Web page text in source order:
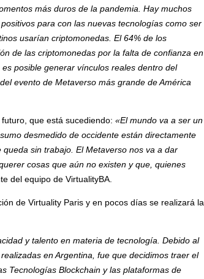
más duros de la pandemia. Hay muchos
para con las nuevas tecnologías como ser
usarían criptomonedas. El 64% de los
de las criptomonedas por la falta de confianza en
posible generar vínculos reales dentro del
evento de Metaverso más grande de América
que está sucediendo: «El mundo va a ser un
desmedido de occidente están directamente
sin trabajo. El Metaverso nos va a dar
cosas que aún no existen y que, quienes
del equipo de VirtualityBA.
de Virtuality Paris y en pocos días se realizará la
y talento en materia de tecnología. Debido al
en Argentina, fue que decidimos traer el
Tecnologías Blockchain y las plataformas de